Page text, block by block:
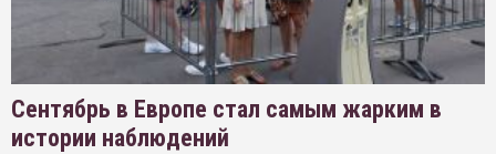
Сентябрь в Европе стал самым жарким в
истории наблюдений